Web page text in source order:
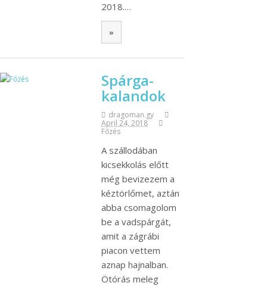
2018.…
»
Spárga-
kalandok
dragoman.gy
April 24, 2018
Főzés
A szállodában
kicsekkolás előtt
még bevizezem a
kéztörlőmet, aztán
abba csomagolom
be a vadspárgát,
amit a zágrábi
piacon vettem
aznap hajnalban.
Ötórás meleg